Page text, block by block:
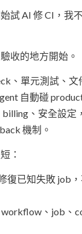
試 AI 修 CI，我
收的地方開始。
、單元測試、文
自動碰
、安全設定
機制。
：
復已知失敗 job
、job、